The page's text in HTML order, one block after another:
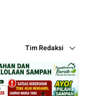
Tim Redaksi